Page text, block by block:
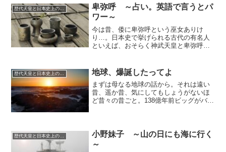
母は第7代孝霊天皇の皇孫という、筋金入
りの皇子様。『日本...
卑弥呼 ～占い。英語で言うとパ
ワー～
今は昔、倭に卑弥呼という巫女ありけ
り…。日本史で挙げられる古代の有名人
といえば、おそらく神武天皇と卑弥呼の
生まれた神の子孫であり、世が世ならっ
ていうか絶賛続いている日本...
地球、爆誕したってよ
まずは母なる地球の話から。それは遠い
昔、遥か昔、気にしてもしょうがないほ
ど昔々の昔ごと。138億年前ビッグがバン
殻類やらが誕...
小野妹子 ～山の日にも海に行く
～